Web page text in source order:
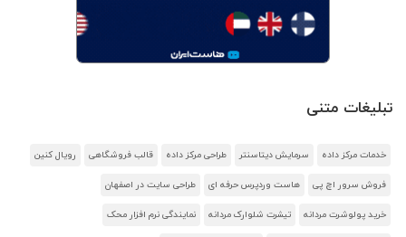
تبلیغات متنی
خدمات مرکز داده سرمایش دیتاسنتر طراحی مرکز داده قالب فروشگاهی رویال کنین
فروش سرور اچ پی هاست وردپرس حرفه ای طراحی سایت در اصفهان
خرید پولوشرت مردانه تیشرت شلوارک مردانه نمایندگی نرم افزار محک